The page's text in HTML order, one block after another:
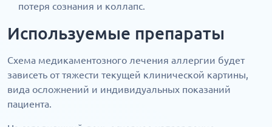
потеря сознания и коллапс.
Используемые препараты
Схема медикаментозного лечения аллергии будет
зависеть от тяжести текущей клинической картины,
вида осложнений и индивидуальных показаний
пациента.